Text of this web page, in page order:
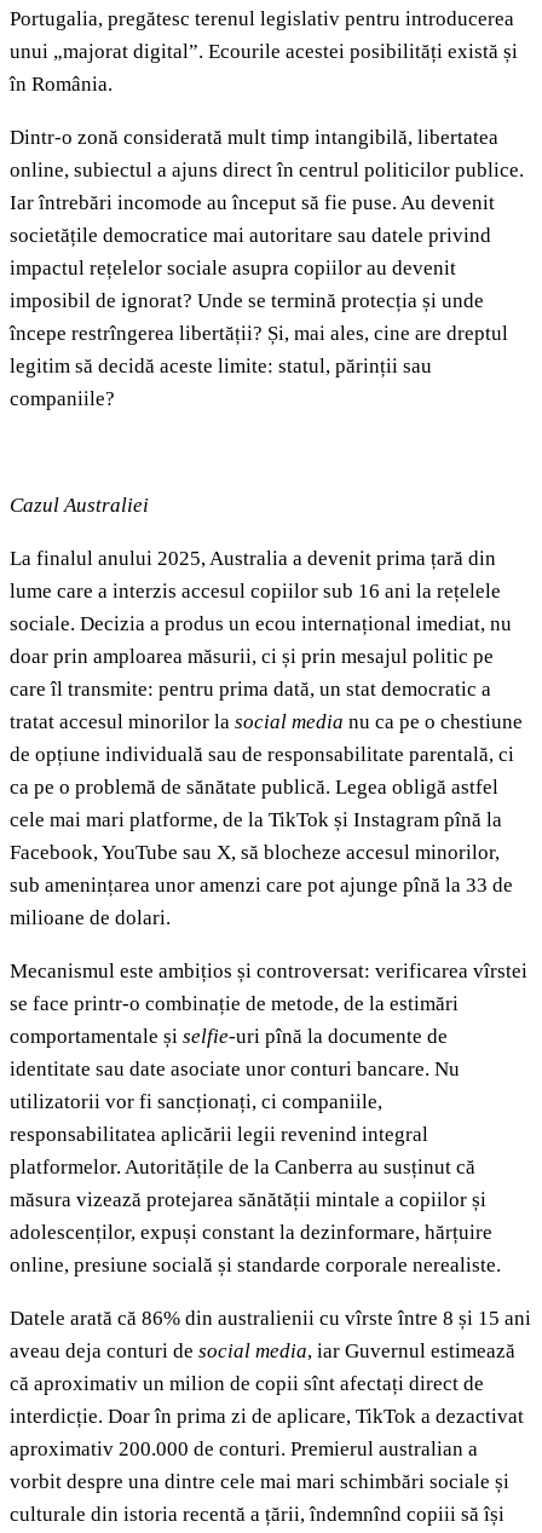
Portugalia, pregătesc terenul legislativ pentru introducerea
unui „majorat digital”. Ecourile acestei posibilități există și
în România.
Dintr-o zonă considerată mult timp intangibilă, libertatea
online, subiectul a ajuns direct în centrul politicilor publice.
Iar întrebări incomode au început să fie puse. Au devenit
societățile democratice mai autoritare sau datele privind
impactul rețelelor sociale asupra copiilor au devenit
imposibil de ignorat? Unde se termină protecția și unde
începe restrîngerea libertății? Și, mai ales, cine are dreptul
legitim să decidă aceste limite: statul, părinții sau
companiile?
Cazul Australiei
La finalul anului 2025, Australia a devenit prima țară din
lume care a interzis accesul copiilor sub 16 ani la rețelele
sociale. Decizia a produs un ecou internațional imediat, nu
doar prin amploarea măsurii, ci și prin mesajul politic pe
care îl transmite: pentru prima dată, un stat democratic a
tratat accesul minorilor la social media nu ca pe o chestiune
de opțiune individuală sau de responsabilitate parentală, ci
ca pe o problemă de sănătate publică. Legea obligă astfel
cele mai mari platforme, de la TikTok și Instagram pînă la
Facebook, YouTube sau X, să blocheze accesul minorilor,
sub amenințarea unor amenzi care pot ajunge pînă la 33 de
milioane de dolari.
Mecanismul este ambițios și controversat: verificarea vîrstei
se face printr-o combinație de metode, de la estimări
comportamentale și selfie-uri pînă la documente de
identitate sau date asociate unor conturi bancare. Nu
utilizatorii vor fi sancționați, ci companiile,
responsabilitatea aplicării legii revenind integral
platformelor. Autoritățile de la Canberra au susținut că
măsura vizează protejarea sănătății mintale a copiilor și
adolescenților, expuși constant la dezinformare, hărțuire
online, presiune socială și standarde corporale nerealiste.
Datele arată că 86% din australienii cu vîrste între 8 și 15 ani
aveau deja conturi de social media, iar Guvernul estimează
că aproximativ un milion de copii sînt afectați direct de
interdicție. Doar în prima zi de aplicare, TikTok a dezactivat
aproximativ 200.000 de conturi. Premierul australian a
vorbit despre una dintre cele mai mari schimbări sociale și
culturale din istoria recentă a țării, îndemnînd copiii să își